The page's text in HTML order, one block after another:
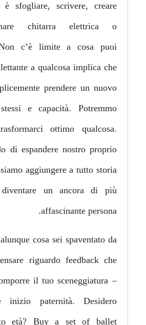
provato – se è sfogliare,
crepes, suonare
arrampicata. Non c’è
scoprire, un dilettante a
possiamo semplicemente
valutare noi stessi e
esercizio e trasformarci
Siamo in grado di
coscienza. Possiamo
e iniziare a diventare un
Può esserci qualunque cosa
usare? Non pensare
può include comporre il tuo
semplicemente inizio
impara balletto età? Buy